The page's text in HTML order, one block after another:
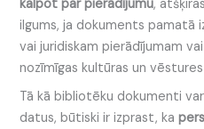
kalpot par pierādījumu,
ilgums, ja dokuments pamatā
vai juridiskam pierādījumam
nozīmīgas kultūras un
Tā kā bibliotēku dokumenti
datus, būtiski ir izprast, ka